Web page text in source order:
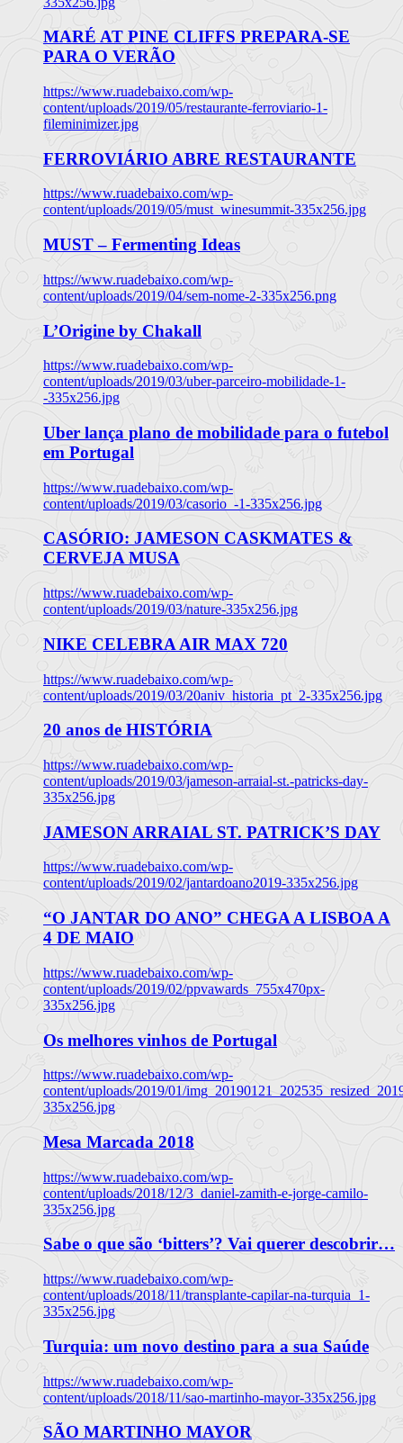
MARÉ AT PINE CLIFFS PREPARA-SE
PARA O VERÃO
https://www.ruadebaixo.com/wp-
content/uploads/2019/05/restaurante-ferroviario-1-
fileminimizer.jpg
FERROVIÁRIO ABRE RESTAURANTE
https://www.ruadebaixo.com/wp-
content/uploads/2019/05/must_winesummit-335x256.jpg
MUST – Fermenting Ideas
https://www.ruadebaixo.com/wp-
content/uploads/2019/04/sem-nome-2-335x256.png
L’Origine by Chakall
https://www.ruadebaixo.com/wp-
content/uploads/2019/03/uber-parceiro-mobilidade-1-
-335x256.jpg
Uber lança plano de mobilidade para o futebol
em Portugal
https://www.ruadebaixo.com/wp-
content/uploads/2019/03/casorio_-1-335x256.jpg
CASÓRIO: JAMESON CASKMATES &
CERVEJA MUSA
https://www.ruadebaixo.com/wp-
content/uploads/2019/03/nature-335x256.jpg
NIKE CELEBRA AIR MAX 720
https://www.ruadebaixo.com/wp-
content/uploads/2019/03/20aniv_historia_pt_2-335x256.jpg
20 anos de HISTÓRIA
https://www.ruadebaixo.com/wp-
content/uploads/2019/03/jameson-arraial-st.-patricks-day-
335x256.jpg
JAMESON ARRAIAL ST. PATRICK’S DAY
https://www.ruadebaixo.com/wp-
content/uploads/2019/02/jantardoano2019-335x256.jpg
“O JANTAR DO ANO” CHEGA A LISBOA A
4 DE MAIO
https://www.ruadebaixo.com/wp-
content/uploads/2019/02/ppvawards_755x470px-
335x256.jpg
Os melhores vinhos de Portugal
https://www.ruadebaixo.com/wp-
content/uploads/2019/01/
335x256.jpg
Mesa Marcada 2018
https://www.ruadebaixo.com/wp-
content/uploads/2018/12/3_daniel-zamith-e-jorge-camilo-
335x256.jpg
Sabe o que são ‘bitters’? Vai querer descobrir…
https://www.ruadebaixo.com/wp-
content/uploads/2018/11/transplante-capilar-na-turquia_1-
335x256.jpg
Turquia: um novo destino para a sua Saúde
https://www.ruadebaixo.com/wp-
content/uploads/2018/11/sao-martinho-mayor-335x256.jpg
SÃO MARTINHO MAYOR